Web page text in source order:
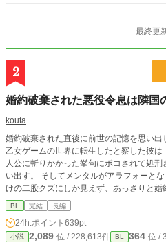
最終更
2
婚約破棄された悪役令息は隣国
kouta
婚約破棄された直後に前世の記憶を思い出したノア。 かつて遊
乙女ゲームの世界に転生したと察した彼
人公に斬りかかった挙句にボコされて処
い出す。 そしてメンタルがアラフォーとなった彼には最早婚約者は顔が良いだ
けの二股クズにしか見えず、あっさりと婚約破棄を快
の年で婚約破棄されたとなると独身確定
しくギルドなんか登録しちゃって俺
ブに自分の身の振り方を考えていたノアだ
たキラキライケメンがグイグイ攻めてき
BL 完結 長編
24h.ポイント 639pt
小説 2,089 位 / 228,613件 BL 364 位 /